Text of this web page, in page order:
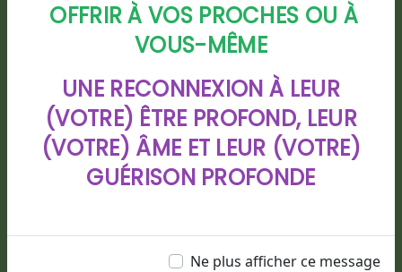
OFFRIR À VOS PROCHES OU À
VOUS-MÊME
UNE RECONNEXION À LEUR
(VOTRE) ÊTRE PROFOND, LEUR
(VOTRE) ÂME ET LEUR (VOTRE)
GUÉRISON PROFONDE
Ne plus afficher ce message
Adresse
88 chemin de Bigarre lotissement
CHIOULEBEN, 40280 HAUT MAUCO